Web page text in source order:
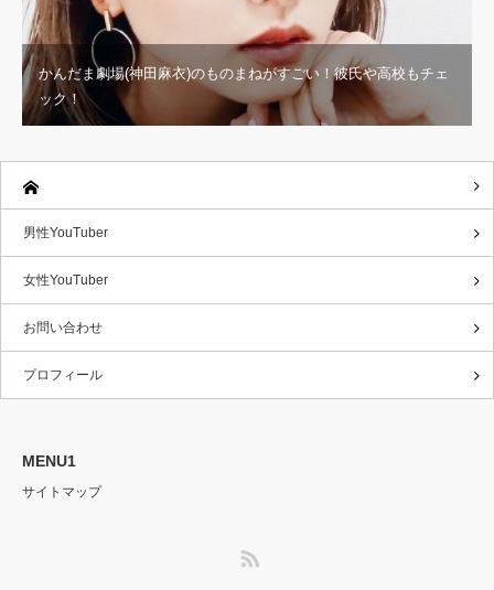
かんだま劇場(神田麻衣)のものまねがすごい！彼氏や高校もチェ
ック！
男性YouTuber
女性YouTuber
お問い合わせ
プロフィール
MENU1
サイトマップ